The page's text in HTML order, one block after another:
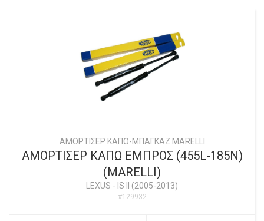
ΑΜΟΡΤΙΣΕΡ ΚΑΠΟ-ΜΠΑΓΚΑΖ MARELLI
ΑΜΟΡΤΙΣΕΡ ΚΑΠΩ ΕΜΠΡΟΣ (455L-185N)
(MARELLI)
LEXUS - IS II (2005-2013)
#129932